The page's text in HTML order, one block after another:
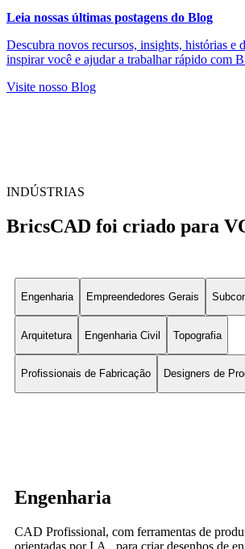
Leia nossas últimas postagens do Blog
Descubra novos recursos, insights, histórias e
inspirar você e ajudar a trabalhar rápido com
Visite nosso Blog
INDÚSTRIAS
BricsCAD foi criado para
Engenharia Empreendedores Gerais
Arquitetura Engenharia Civil Topografia
Profissionais de Fabricação Designers de
Engenharia
CAD Profissional, com ferramentas de